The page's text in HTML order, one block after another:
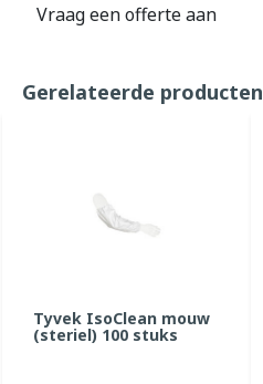
Vraag een offerte aan
Gerelateerde producten
Tyvek IsoClean mouw
(steriel) 100 stuks